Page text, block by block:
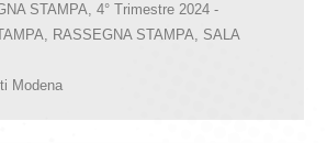
STAMPA, 4° Trimestre 2024 -
, RASSEGNA STAMPA, SALA
Modena